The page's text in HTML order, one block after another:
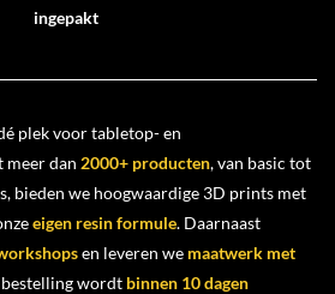
ingepakt
plek voor tabletop- en
dan 2000+ producten, van basic tot
bieden we hoogwaardige 3D prints met
eigen resin formule. Daarnaast
en leveren we maatwerk met
bestelling wordt binnen 10 dagen